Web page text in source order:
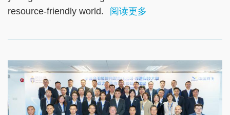
resource-friendly world.
阅读更多